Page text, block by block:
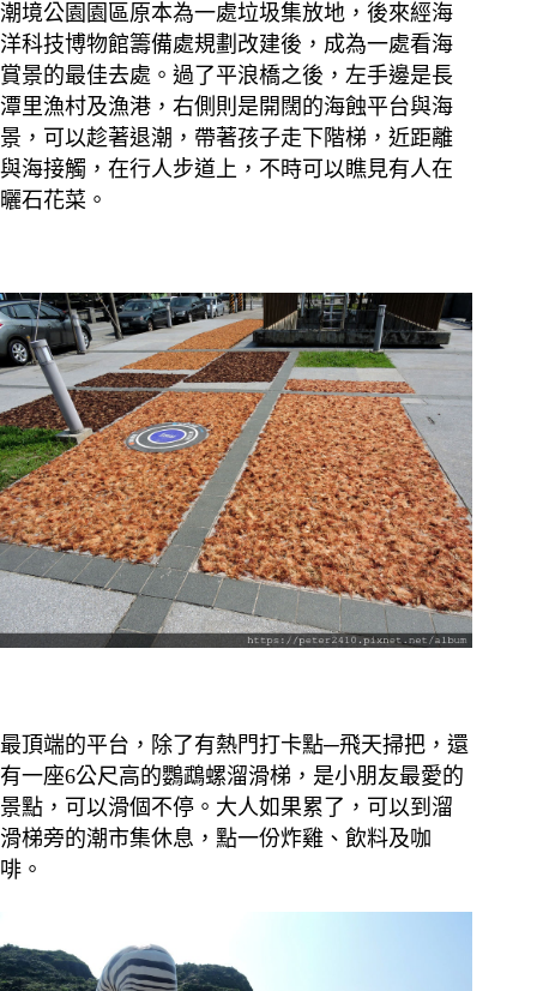
潮境公園園區原本為一處垃圾集放地，後來經海
洋科技博物館籌備處規劃改建後，成為一處看海
賞景的最佳去處。過了平浪橋之後，左手邊是長
潭里漁村及漁港，右側則是開闊的海蝕平台與海
景，可以趁著退潮，帶著孩子走下階梯，近距離
與海接觸，在行人步道上，不時可以瞧見有人在
曬石花菜。
最頂端的平台，除了有熱門打卡點─飛天掃把，還
有一座6公尺高的鸚鵡螺溜滑梯，是小朋友最愛的
景點，可以滑個不停。大人如果累了，可以到溜
滑梯旁的潮市集休息，點一份炸雞、飲料及咖
啡。